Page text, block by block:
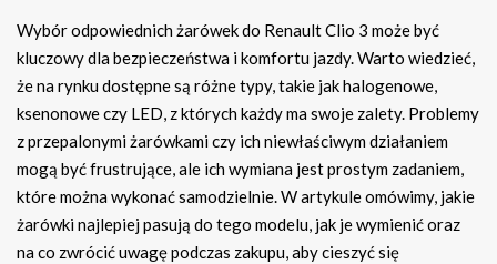
Wybór odpowiednich żarówek do Renault Clio 3 może być
kluczowy dla bezpieczeństwa i komfortu jazdy. Warto wiedzieć,
że na rynku dostępne są różne typy, takie jak halogenowe,
ksenonowe czy LED, z których każdy ma swoje zalety. Problemy
z przepalonymi żarówkami czy ich niewłaściwym działaniem
mogą być frustrujące, ale ich wymiana jest prostym zadaniem,
które można wykonać samodzielnie. W artykule omówimy, jakie
żarówki najlepiej pasują do tego modelu, jak je wymienić oraz
na co zwrócić uwagę podczas zakupu, aby cieszyć się